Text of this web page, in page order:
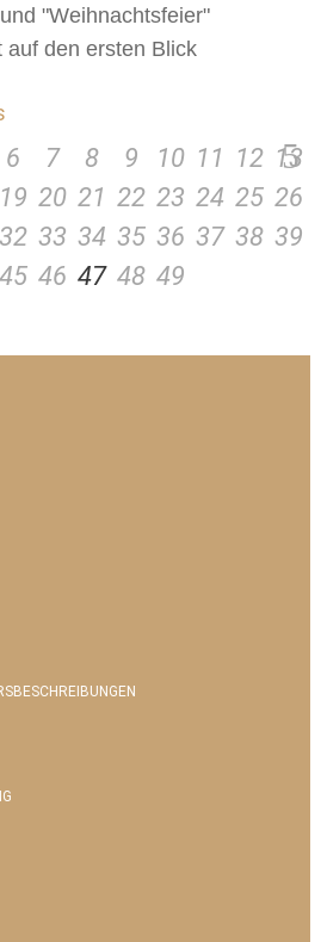
"Weihnachtsfeier"
auf den ersten Blick
6 7 8 9 10 11 12 13
19 20 21 22 23 24 25 26
32 33 34 35 36 37 38 39
45 46 47 48 49